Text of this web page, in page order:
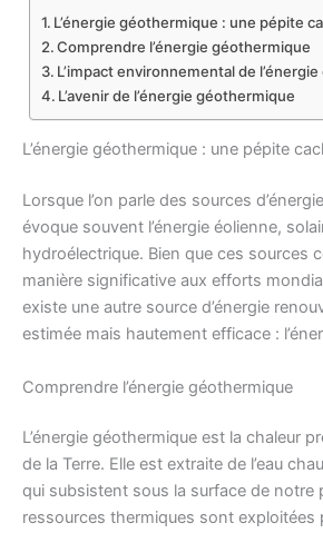
L’énergie géothermique : une pépite
Comprendre l’énergie géothermique
L’impact environnemental de
L’avenir de l’énergie géothermique
L’énergie géothermique : une pépite
Lorsque l’on parle des sources
évoque souvent l’énergie éolienne,
hydroélectrique. Bien que ces sources
manière significative aux efforts
existe une autre source d’énergie
estimée mais hautement efficace :
Comprendre l’énergie géothermique
L’énergie géothermique est la chaleur
de la Terre. Elle est extraite de l’eau
qui subsistent sous la surface de notre
ressources thermiques sont exploitées